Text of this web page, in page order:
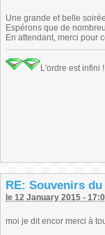
Une grande et belle
Espérons que de
En attendant, merci pour
L'ordre est infini
RE: Souvenirs
le 12 January 2015 -
moi je dit encor merci à